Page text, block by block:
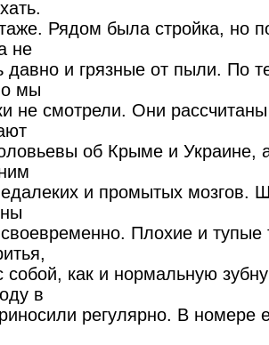
Рядом была стройка, но
не
и грязные от пыли. По
мы
не смотрели. Они
об Крыме и Украине,
и промытых мозгов.
Плохие и тупые
собой, как и нормальную
в
регулярно. В номере